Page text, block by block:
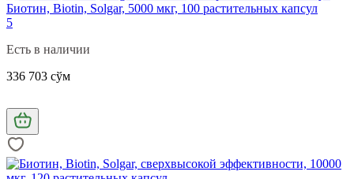
Биотин, Biotin, Solgar, 5000 мкг, 100 растительных капсул
5
Есть в наличии
336 703 сўм